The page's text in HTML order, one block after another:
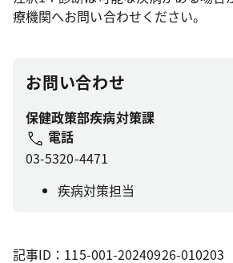
療機関へお問い合わせください。
お問い合わせ
保健政策部疾病対策課
電話
03-5320-4471
疾病対策担当
記事ID：115-001-20240926-010203